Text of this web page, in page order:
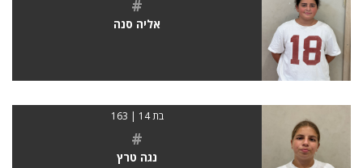
#
אליה סנה
בת 14 | 163
#
נגה טרץ